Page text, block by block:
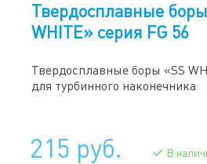
Твердосплавные
WHITE» серия FG 56
Твердосплавные боры «SS
для турбинного наконечника
215 руб. В